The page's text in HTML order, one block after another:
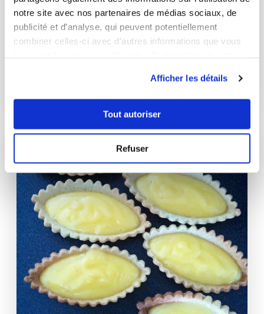
notre site avec nos partenaires de médias sociaux, de
publicité et d'analyse, qui peuvent potentiellement
combiner celles-ci avec d'autres informations que vous
Afficher les détails
Tout autoriser
Refuser
veronique5030
28min 2 390